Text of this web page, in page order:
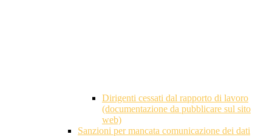
Dirigenti cessati dal rapporto di lavoro
(documentazione da pubblicare sul sito
web)
Sanzioni per mancata comunicazione dei dati